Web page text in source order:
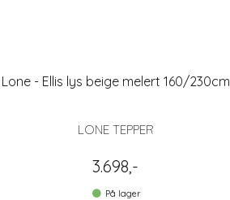
Lone - Ellis lys beige melert 160/230cm
LONE TEPPER
3.698,-
På lager